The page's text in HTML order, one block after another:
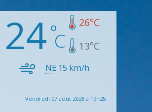
24 26°C
13°C
NE 15 km/h
Vendredi 07 août 2026 à 19h25